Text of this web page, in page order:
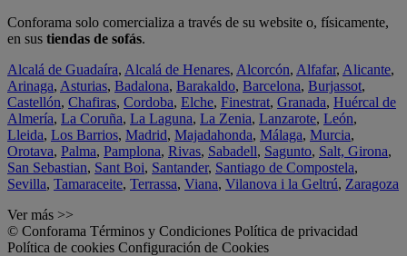
Conforama solo comercializa a través de su website o, físicamente,
en sus tiendas de sofás.
Alcalá de Guadaíra, Alcalá de Henares, Alcorcón, Alfafar, Alicante,
Arinaga, Asturias, Badalona, Barakaldo, Barcelona, Burjassot,
Castellón, Chafiras, Cordoba, Elche, Finestrat, Granada, Huércal de
Almería, La Coruña, La Laguna, La Zenia, Lanzarote, León,
Lleida, Los Barrios, Madrid, Majadahonda, Málaga, Murcia,
Orotava, Palma, Pamplona, Rivas, Sabadell, Sagunto, Salt, Girona,
San Sebastian, Sant Boi, Santander, Santiago de Compostela,
Sevilla, Tamaraceite, Terrassa, Viana, Vilanova i la Geltrú, Zaragoza
Ver más >>
© Conforama Términos y Condiciones Política de privacidad
Política de cookies Configuración de Cookies